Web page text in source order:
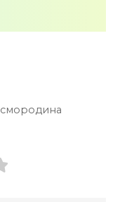
смородина